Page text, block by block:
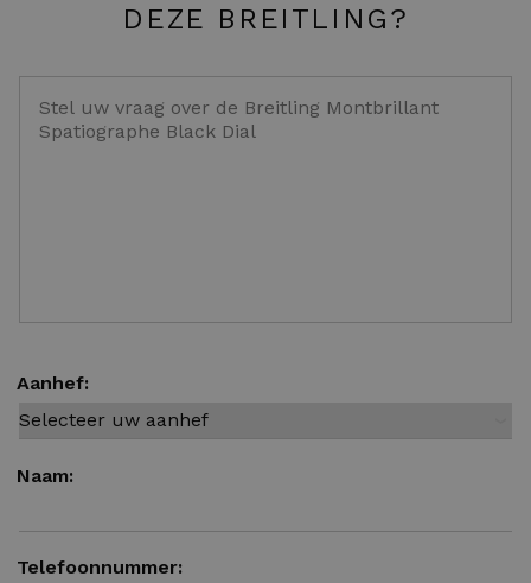
DEZE BREITLING?
Aanhef:
Naam:
Telefoonnummer: